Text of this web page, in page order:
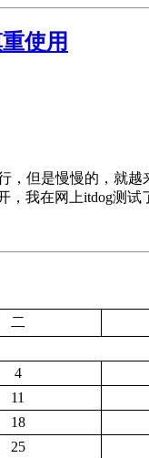
使用
，但是慢慢的，就
我在网上itdog测
二
4
11
18
25